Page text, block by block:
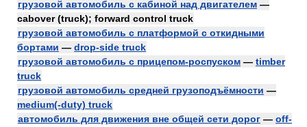
грузовой автомобиль с кабиной над двигателем —
cabover (truck); forward control truck
грузовой автомобиль с платформой с откидными
бортами — drop-side truck
грузовой автомобиль с прицепом-роспуском — timber
truck
грузовой автомобиль средней грузоподъёмности —
medium(-duty) truck
автомобиль для движения вне общей сети дорог — off-